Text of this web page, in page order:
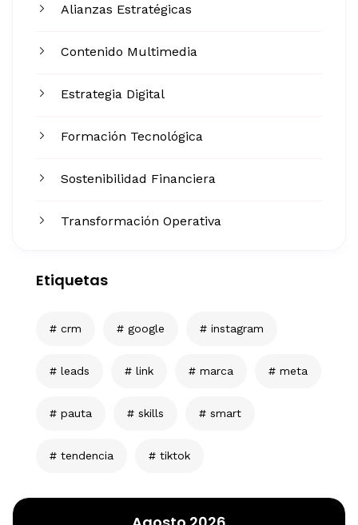
Alianzas Estratégicas
Contenido Multimedia
Estrategia Digital
Formación Tecnológica
Sostenibilidad Financiera
Transformación Operativa
Etiquetas
crm google instagram
leads link marca meta
pauta skills smart
tendencia tiktok